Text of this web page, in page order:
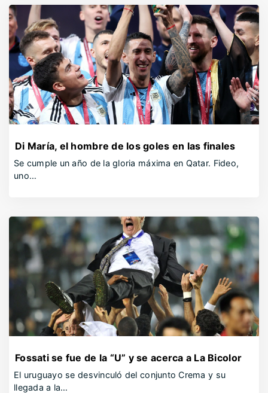
Di María, el hombre de los goles en las finales
Se cumple un año de la gloria máxima en Qatar. Fideo,
uno…
Fossati se fue de la “U” y se acerca a La Bicolor
El uruguayo se desvinculó del conjunto Crema y su
llegada a la…